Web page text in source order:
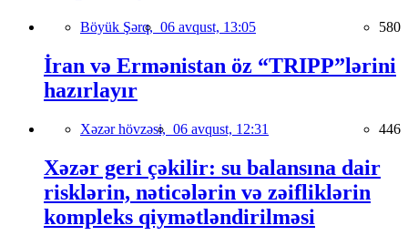
Böyük Şərq, 06 avqust, 13:05 580
İran və Ermənistan öz “TRIPP”lərini
hazırlayır
Xəzər hövzəsi, 06 avqust, 12:31 446
Xəzər geri çəkilir: su balansına dair
risklərin, nəticələrin və zəifliklərin
kompleks qiymətləndirilməsi